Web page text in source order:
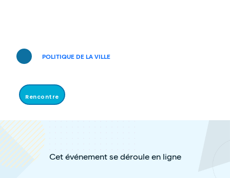
POLITIQUE DE LA VILLE
Rencontre
Cet événement se déroule en ligne